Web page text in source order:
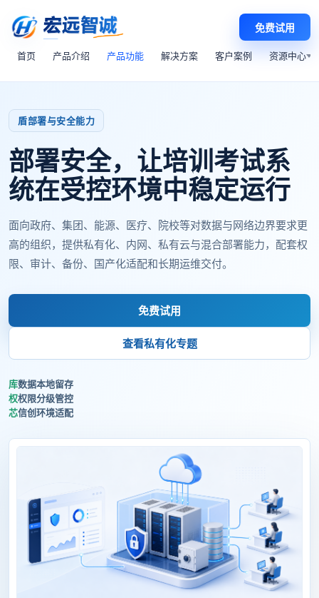
首页 产品介绍 产品功能 解决方案 客户案例 资源中心
免费试用
部署与安全能力
部署安全，让培训考试系
统在受控环境中稳定运行
面向政府、集团、能源、医疗、院校等对数据与网络边界要求更
高的组织，提供私有化、内网、私有云与混合部署能力，配套权
限、审计、备份、国产化适配和长期运维交付。
免费试用
查看私有化专题
数据本地留存
权限分级管控
信创环境适配